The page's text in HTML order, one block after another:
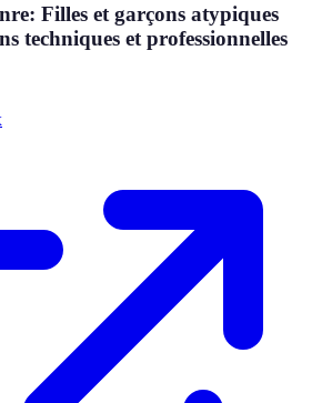
Filles et garçons atypiques
techniques et professionnelles